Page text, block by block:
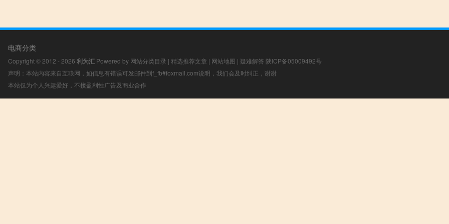
电商分类
Copyright © 2012 - 2026 利为汇 Powered by 网站分类目录 | 精选推荐文章 | 网站地图 | 疑难解答 陕ICP备05009492号
声明：本站内容来自互联网，如信息有错误可发邮件到f_fb#foxmail.com说明，我们会及时纠正，谢谢
本站仅为个人兴趣爱好，不接盈利性广告及商业合作